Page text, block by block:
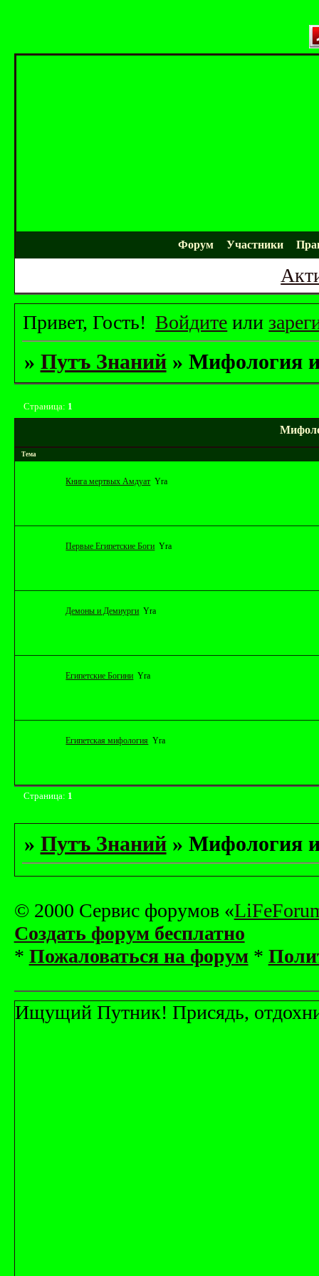
Форум Участники
Привет, Гость! Войдите или
» Путъ Знаний » Мифология
Страница: 1
Тема
Книга мертвых Амдуат Yrа
Первые Египетские Боги Yrа
Демоны и Демиурги Yrа
Египетские Богини Yrа
Египетская мифология Yrа
Страница: 1
» Путъ Знаний » Мифология
© 2000 Сервис форумов «
Создать форум бесплатно
* Пожаловаться на форум*
Ищущий Путник! Присядь,